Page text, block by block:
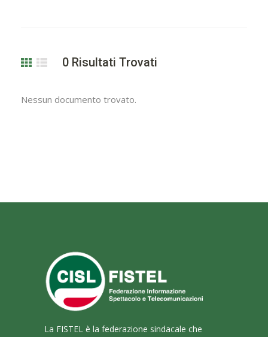
0 Risultati Trovati
Nessun documento trovato.
La FISTEL è la federazione sindacale che